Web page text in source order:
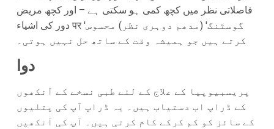
فاصلاتی نظر میں کچھ کمی ہو سکتی ہے – اور کچھ مریض
دور کی اشیاء पर 'گوسٹنگ' (مدھم دوہری نظر) محسوس
کرتے ہیں جو ہمیشہ وقت کے ساتھ حل نہیں ہوتی۔
دوا
پریسبیوپیا کے علاج کے لئے طبی نسخے کے آنکھوں
کے ڈراپ اب دستیاب ہیں۔ یہ ڈراپ آپ کی پتلیوں
کے سائز کو کم کرکے کام کرتی ہیں۔ آپ کی آنکھیں